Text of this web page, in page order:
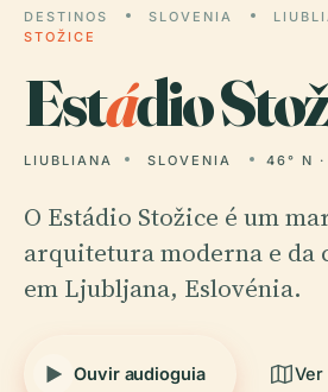
DESTINOS SLOVENIA
STOŽICE
Estádio
LIUBLIANA SLOVENIA 46° N ·
O Estádio Stožice é um
arquitetura moderna e da
em Ljubljana, Eslovénia.
Ouvir audioguia Ver